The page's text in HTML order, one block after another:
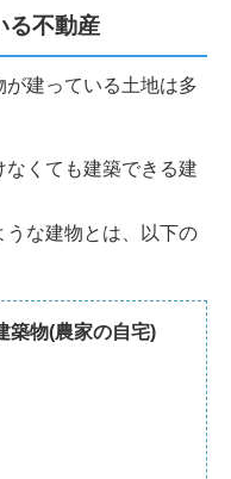
る不動産
建っている土地は多
くても建築できる建
な建物とは、以下の
築物(農家の自宅)